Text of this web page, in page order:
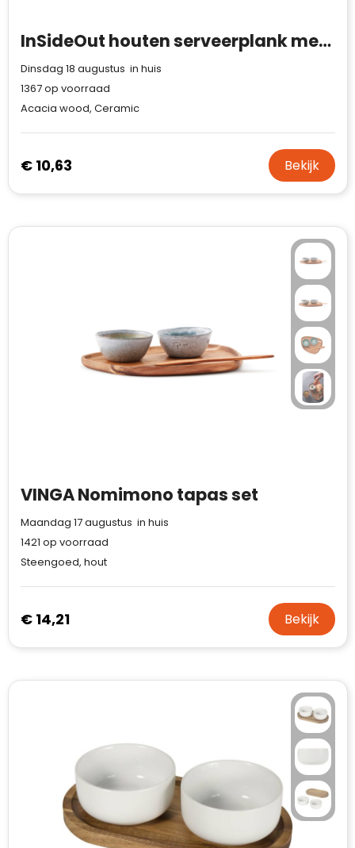
InSideOut houten serveerplank met 3 keramische schaaltjes
Dinsdag 18 augustus in huis
1367op voorraad
Acacia wood, Ceramic
€ 10,63 Bekijk
VINGA Nomimono tapas set
Maandag 17 augustus in huis
1421 op voorraad
Steengoed, hout
€ 14,21 Bekijk